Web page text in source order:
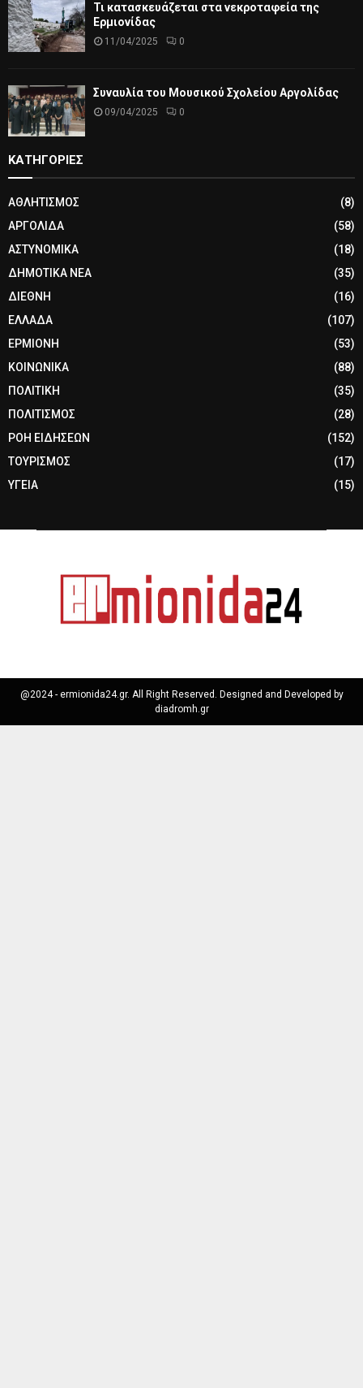
Τι κατασκευάζεται στα νεκροταφεία της
Ερμιονίδας
11/04/2025 0
Συναυλία του Μουσικού Σχολείου Αργολίδας
09/04/2025 0
ΚΑΤΗΓΟΡΙΕΣ
ΑΘΛΗΤΙΣΜΟΣ
(8)
ΑΡΓΟΛΙΔΑ
(58)
ΑΣΤΥΝΟΜΙΚΑ
(18)
ΔΗΜΟΤΙΚΑ ΝΕΑ
(35)
ΔΙΕΘΝΗ
(16)
ΕΛΛΑΔΑ
(107)
ΕΡΜΙΟΝΗ
(53)
ΚΟΙΝΩΝΙΚΑ
(88)
ΠΟΛΙΤΙΚΗ
(35)
ΠΟΛΙΤΙΣΜΟΣ
(28)
ΡΟΗ ΕΙΔΗΣΕΩΝ
(152)
ΤΟΥΡΙΣΜΟΣ
(17)
ΥΓΕΙΑ
(15)
@2024 - ermionida24.gr. All Right Reserved. Designed and Developed by
diadromh.gr